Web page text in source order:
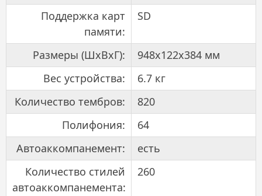
Поддержка карт
памяти:
SD
Размеры (ШxВxГ):
948x122x384 мм
Вес устройства:
6.7 кг
Количество тембров:
820
Полифония:
64
Автоаккомпанемент:
есть
Количество стилей
автоаккомпанемента:
260